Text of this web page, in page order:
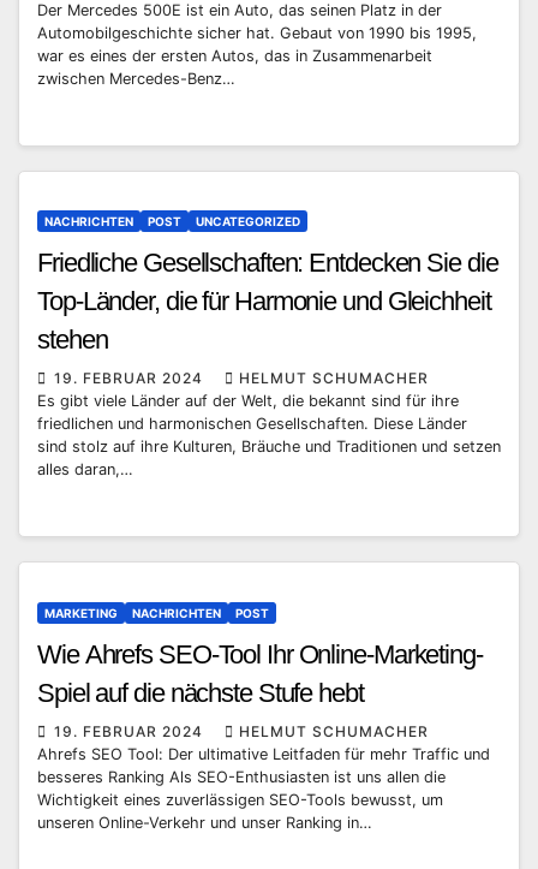
Der Mercedes 500E ist ein Auto, das seinen Platz in der
Automobilgeschichte sicher hat. Gebaut von 1990 bis 1995,
war es eines der ersten Autos, das in Zusammenarbeit
zwischen Mercedes-Benz…
NACHRICHTEN POST UNCATEGORIZED
Friedliche Gesellschaften: Entdecken Sie die
Top-Länder, die für Harmonie und Gleichheit
stehen
19. FEBRUAR 2024
HELMUT SCHUMACHER
Es gibt viele Länder auf der Welt, die bekannt sind für ihre
friedlichen und harmonischen Gesellschaften. Diese Länder
sind stolz auf ihre Kulturen, Bräuche und Traditionen und setzen
alles daran,…
MARKETING NACHRICHTEN POST
Wie Ahrefs SEO-Tool Ihr Online-Marketing-
Spiel auf die nächste Stufe hebt
19. FEBRUAR 2024
HELMUT SCHUMACHER
Ahrefs SEO Tool: Der ultimative Leitfaden für mehr Traffic und
besseres Ranking Als SEO-Enthusiasten ist uns allen die
Wichtigkeit eines zuverlässigen SEO-Tools bewusst, um
unseren Online-Verkehr und unser Ranking in…